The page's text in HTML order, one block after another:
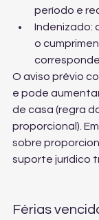
período e
Indenizado:
o
O aviso prévio
e pode
de casa (regra
proporcional).
sobre
suporte jurídico
Férias